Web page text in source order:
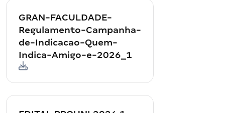
GRAN-FACULDADE-
Regulamento-Campanha-
de-Indicacao-Quem-
Indica-Amigo-e-2026_1